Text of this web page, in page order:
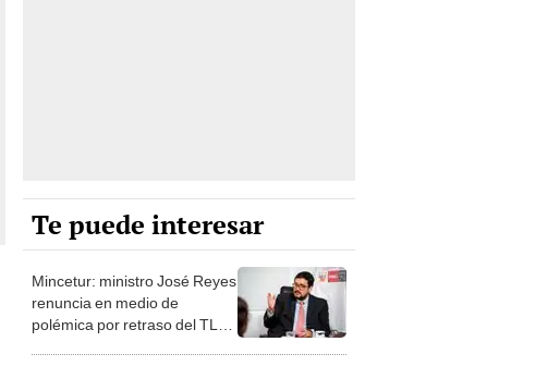
Te puede interesar
Mincetur: ministro José Reyes
renuncia en medio de
polémica por retraso del TLC